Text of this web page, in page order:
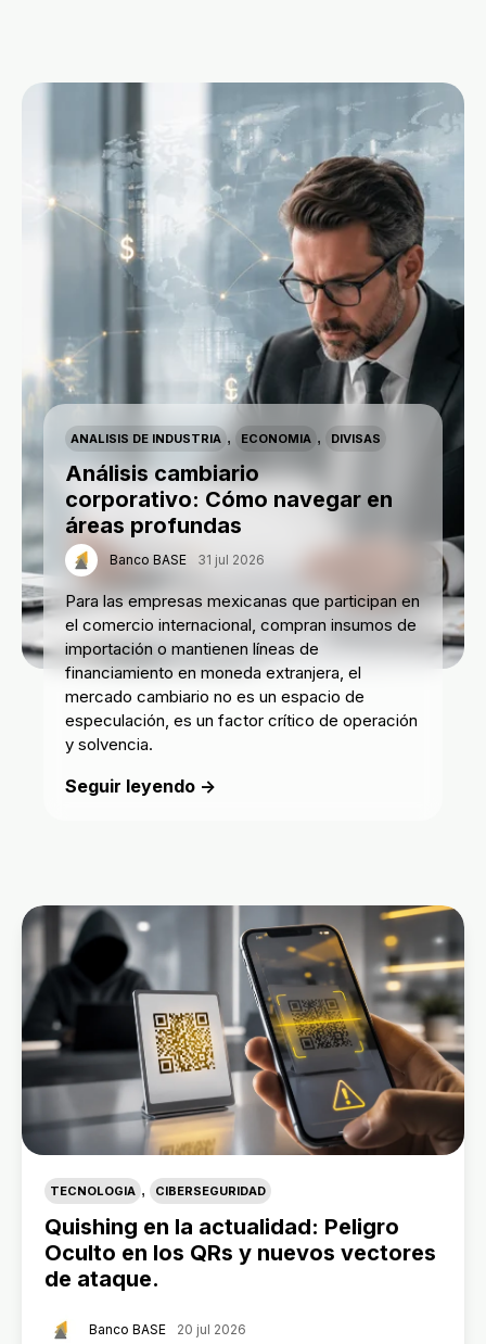
ANALISIS DE INDUSTRIA , ECONOMIA , DIVISAS
Análisis cambiario
corporativo: Cómo navegar en
áreas profundas
Banco BASE 31 jul 2026
Para las empresas mexicanas que participan en
el comercio internacional, compran insumos de
importación o mantienen líneas de
financiamiento en moneda extranjera, el
mercado cambiario no es un espacio de
especulación, es un factor crítico de operación
y solvencia.
Seguir leyendo →
TECNOLOGIA , CIBERSEGURIDAD
Quishing en la actualidad: Peligro
Oculto en los QRs y nuevos vectores
de ataque.
Banco BASE 20 jul 2026